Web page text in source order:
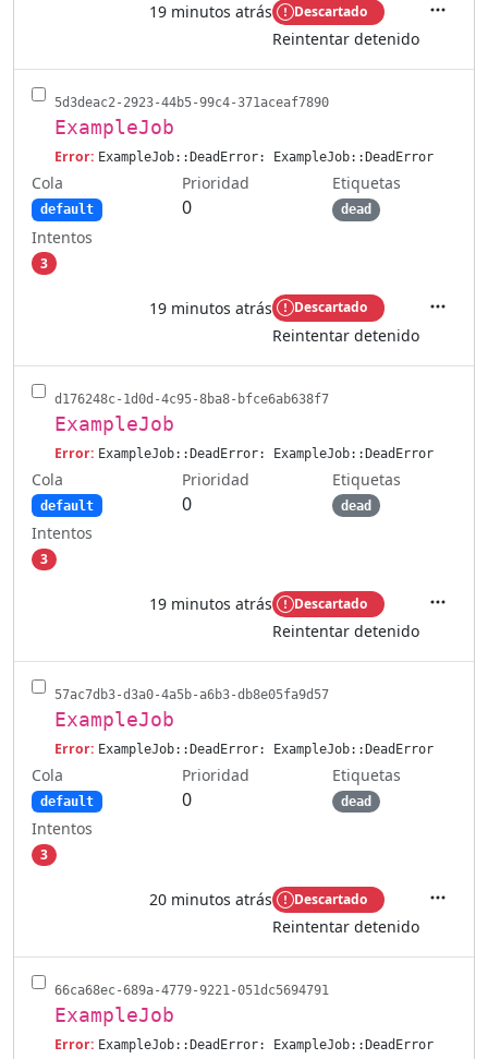
19 minutos atrás Descartado
Reintentar detenido
5d3deac2-2923-44b5-99c4-371aceaf7890
ExampleJob
Error: ExampleJob::DeadError: ExampleJob::DeadError
Cola
default
Prioridad
0
Etiquetas
dead
Intentos
3
19 minutos atrás Descartado
Reintentar detenido
d176248c-1d0d-4c95-8ba8-bfce6ab638f7
ExampleJob
Error: ExampleJob::DeadError: ExampleJob::DeadError
Cola
default
Prioridad
0
Etiquetas
dead
Intentos
3
19 minutos atrás Descartado
Reintentar detenido
57ac7db3-d3a0-4a5b-a6b3-db8e05fa9d57
ExampleJob
Error: ExampleJob::DeadError: ExampleJob::DeadError
Cola
default
Prioridad
0
Etiquetas
dead
Intentos
3
20 minutos atrás Descartado
Reintentar detenido
66ca68ec-689a-4779-9221-051dc5694791
ExampleJob
Error: ExampleJob::DeadError: ExampleJob::DeadError